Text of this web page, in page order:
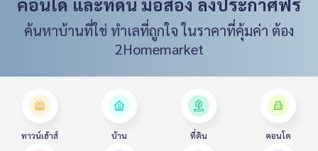
ค้นหาบ้านที่ใช่ ทำเลที่ถูกใจ ในราคาที่คุ้มค่า ต้อง
2Homemarket
ทาวน์เฮ้าส์ บ้าน ที่ดิน คอนโด